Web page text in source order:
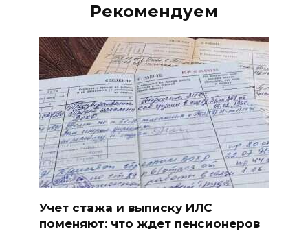
Рекомендуем
Учет стажа и выписку ИЛС
поменяют: что ждет пенсионеров